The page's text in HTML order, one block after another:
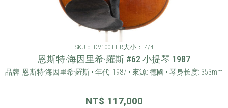
SKU： DV100-EHR大小： 4/4
恩斯特·海因里希·羅斯 #62 小提琴 1987
品牌: 恩斯特·海因里希·羅斯 • 年代: 1987 • 來源: 德國 • 琴身长度: 353mm
NT$ 117,000